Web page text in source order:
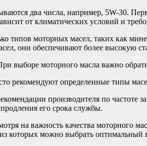
два числа, например, 5W-30.
от климатических условий и
типов моторных масел, таких как
они обеспечивают более высокую
выборе моторного масла важно
рекомендуют определенные типы
производителя по частоте
его срока службы.
на важность качества моторного
которых можно выбрать оптимальный